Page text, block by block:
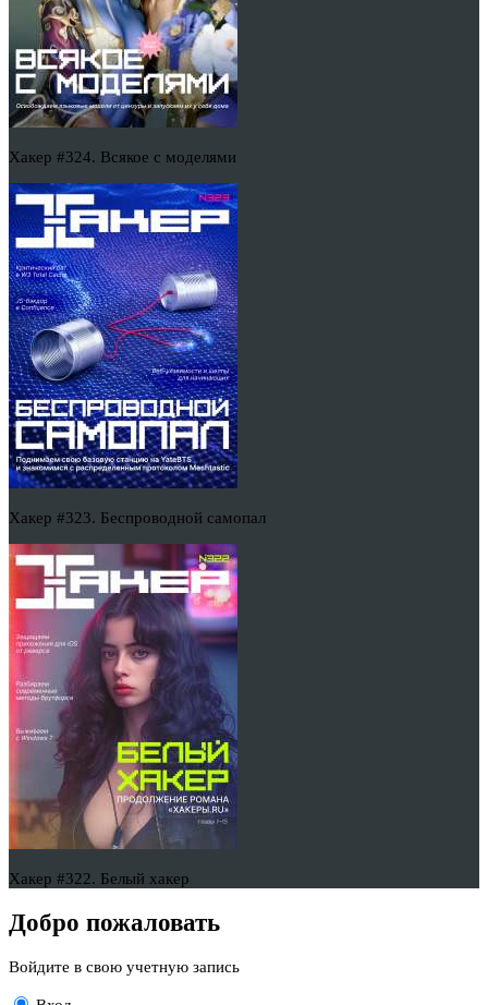
Хакер #324. Всякое с моделями
Хакер #323. Беспроводной самопал
Хакер #322. Белый хакер
Добро пожаловать
Войдите в свою учетную запись